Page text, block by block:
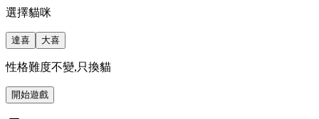
選擇貓咪
達喜 大喜
性格難度不變,只換貓
開始遊戲